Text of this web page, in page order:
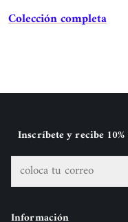
Colección completa
Inscríbete y recibe